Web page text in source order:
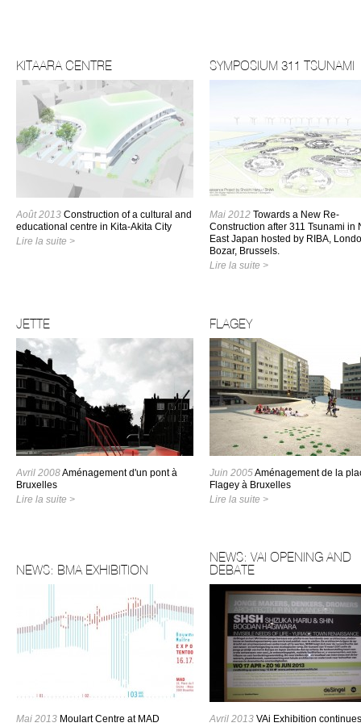
KITAARA CENTRE
Août 2013 Construction of a cultural and
educational centre in Kita-Akita City
Lire la suite >
SYMPOSIUM 311 TSUNAMI
Mai 2012 Towards a New Re-
Construction after 311 Tsunami in
East Japan hosted by RIBA,
Bozar, Brussels.
Lire la suite >
JETTE
Avril 2008Aménagement d'un pont à
Bruxelles
Lire la suite >
FLAGEY
Juin 2005Aménagement de la
Flagey à Bruxelles
Lire la suite >
NEWS: BMA EXHIBITION
Mai 2013 Moulart Centre at MAD
NEWS: VAI OPENING AND
DEBATE
Avril 2013 VAi Exhibition